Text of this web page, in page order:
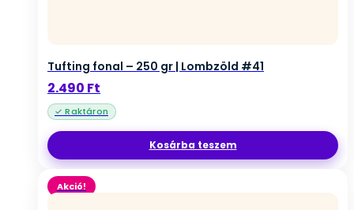
Tufting fonal – 250 gr | Lombzöld #41
2.490 Ft
Kosárba teszem
Akció!